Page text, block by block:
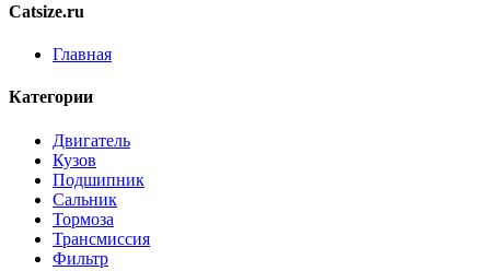
Catsize.ru
Главная
Категории
Двигатель
Кузов
Подшипник
Сальник
Тормоза
Трансмиссия
Фильтр